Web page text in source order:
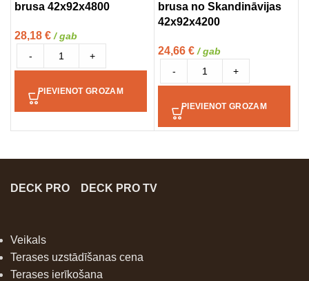
brusa 42x92x4800
28,18 € / gab
-
+
PIEVIENOT GROZAM
brusa no Skandināvijas
42x92x4200
24,66 € / gab
-
+
PIEVIENOT GROZAM
DECK PRO DECK PRO TV
Veikals
Terases uzstādīšanas cena
Terases ierīkošana